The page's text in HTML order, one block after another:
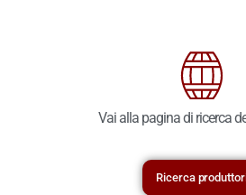
Vai alla pagina di ricerca
Ricerca